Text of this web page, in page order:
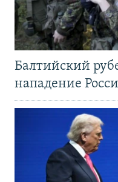
Балтийский
нападение